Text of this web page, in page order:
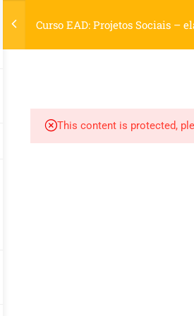
Curso EAD: Projetos Sociais –
This content is protected,